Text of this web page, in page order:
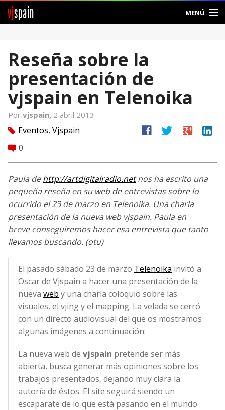
vjspain MENÚ
Foros
Noticias
Vjspain
Ayuda
Entrar
Crear Cuenta
Reseña sobre la
presentación de
vjspain en Telenoika
Por vjspain, 2 abril 2013
tag Eventos, Vjspain
comment 0
facebook twitter google linkedin
Paula dehttp://artdigitalradio.netnos ha escrito una
pequeña reseña en su web de entrevistas sobre lo
ocurrido el 23 de marzo en Telenoika. Una charla
presentación de la nueva web vjspain. Paula en
breve conseguiremos hacer esa entrevista que tanto
llevamos buscando. (otu)
El pasado sábado 23 de marzo Telenoika invitó a
Oscar de Vjspain a hacer una presentación de la
nueva web y una charla coloquio sobre las
visuales, el vjing y el mapping. La velada se cerró
con un directo audiovisual del que os mostramos
algunas imágenes a continuación:
La nueva web de vjspain pretende ser más
abierta, busca generar más opiniones sobre los
trabajos presentados, dejando muy clara la
autoría de éstos. El site seguirá siendo un
escaparate de lo que está pasando en el mundo